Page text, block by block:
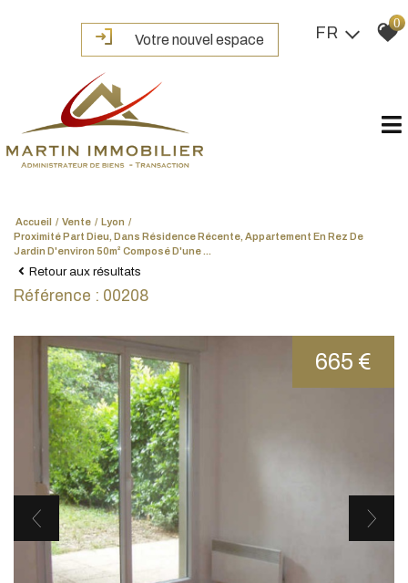
Votre nouvel espace FR
0
Accueil Vente
Lyon
Proximité Part Dieu, Dans Résidence Récente, Appartement En Rez De
Jardin D'environ 50m² Composé D'une ...
Retour aux résultats
Référence : 00208
665 €